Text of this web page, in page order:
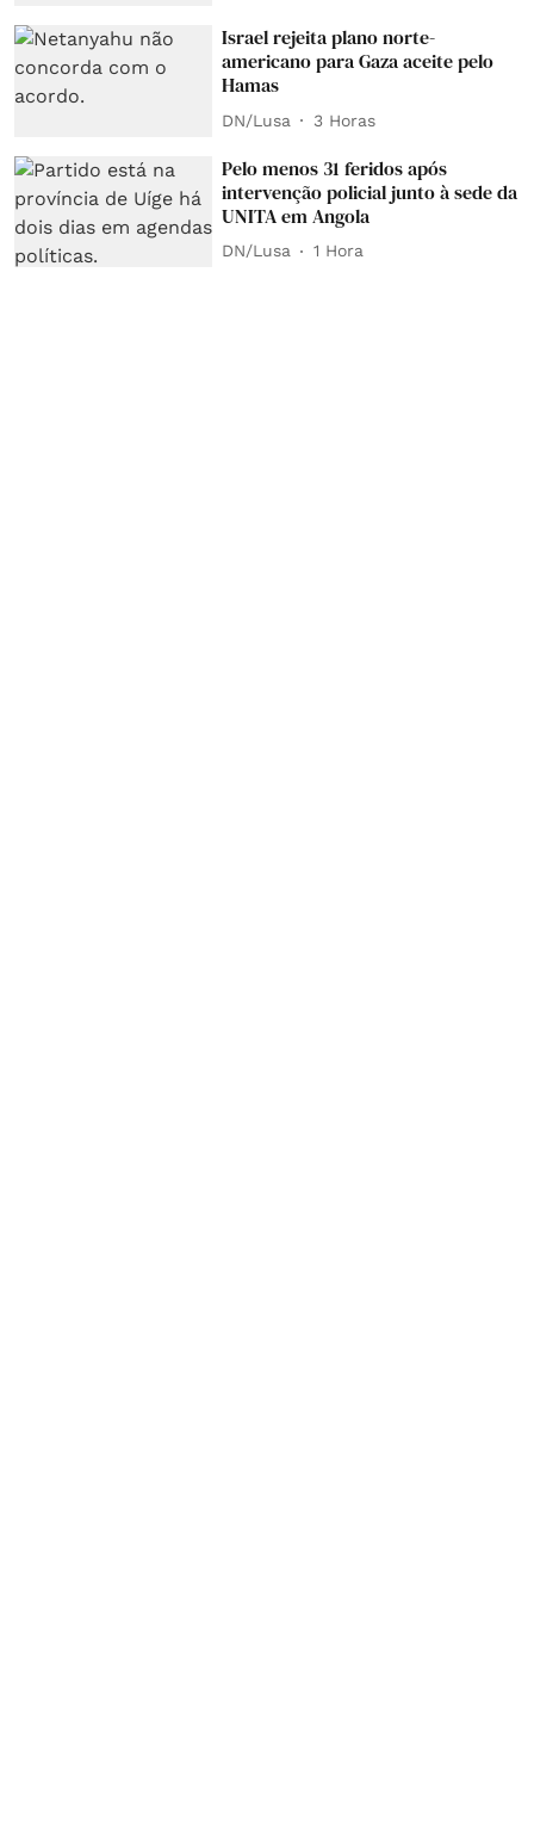
Israel rejeita plano norte-
americano para Gaza aceite pelo
Hamas
DN/Lusa 3 Horas
Pelo menos 31 feridos após
intervenção policial junto à sede da
UNITA em Angola
DN/Lusa 1 Hora